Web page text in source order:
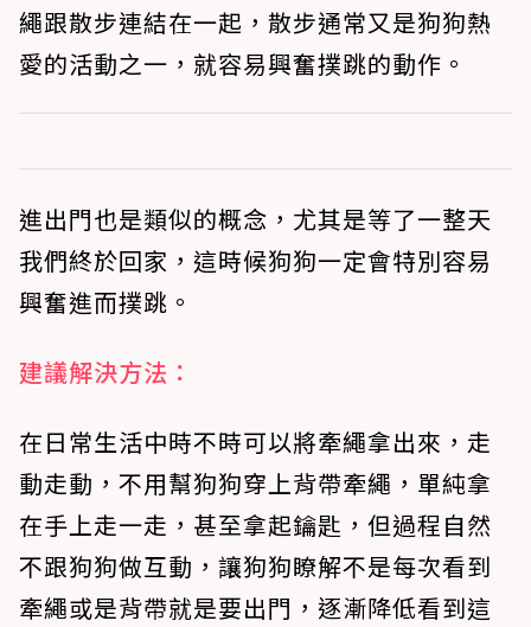
繩跟散步連結在一起，散步通常又是狗狗熱
愛的活動之一，就容易興奮撲跳的動作。
進出門也是類似的概念，尤其是等了一整天
我們終於回家，這時候狗狗一定會特別容易
興奮進而撲跳。
建議解決方法：
在日常生活中時不時可以將牽繩拿出來，走
動走動，不用幫狗狗穿上背帶牽繩，單純拿
在手上走一走，甚至拿起鑰匙，但過程自然
不跟狗狗做互動，讓狗狗瞭解不是每次看到
牽繩或是背帶就是要出門，逐漸降低看到這